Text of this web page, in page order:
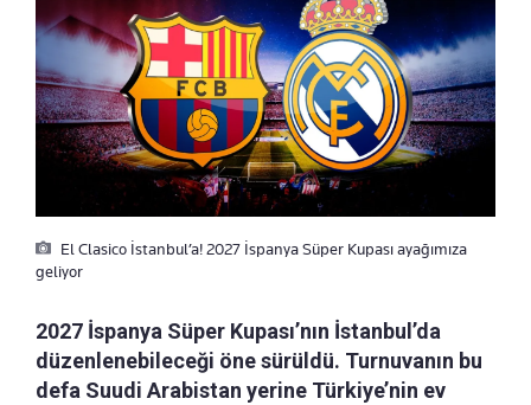
El Clasico İstanbul’a! 2027 İspanya Süper Kupası ayağımıza
geliyor
2027 İspanya Süper Kupası’nın İstanbul’da
düzenlenebileceği öne sürüldü. Turnuvanın bu
defa Suudi Arabistan yerine Türkiye’nin ev